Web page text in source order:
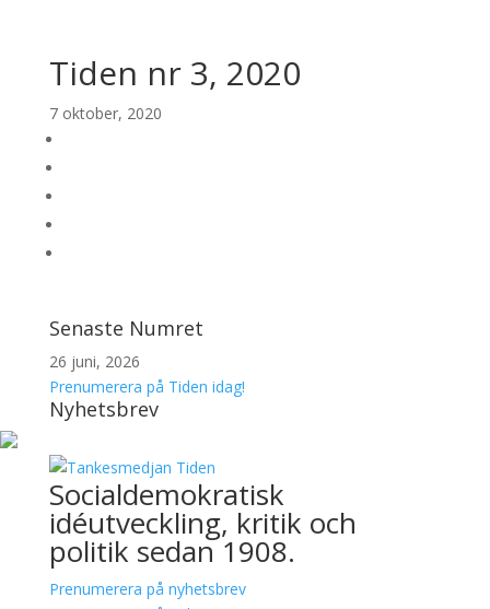
Tiden nr 3, 2020
7 oktober, 2020
Senaste Numret
26 juni, 2026
Prenumerera på Tiden idag!
Nyhetsbrev
Socialdemokratisk
idéutveckling, kritik och
politik sedan 1908.
Prenumerera på nyhetsbrev